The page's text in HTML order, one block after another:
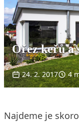
Ořez keřů a
24. 2. 2017 4
Najdeme je